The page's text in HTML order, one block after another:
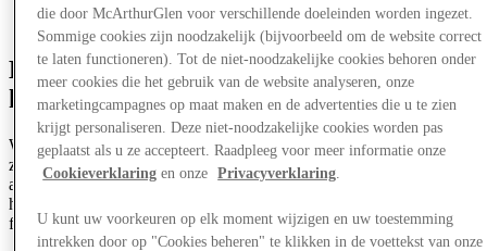
Kom voor de nieuwe trends, blijf voor de
hot deals.
Welkom bij de Holiday Shop – jouw paspoort voor trendy
zomerstijl, wat je ook gepland hebt. Of je nu hoopt op actieve
avonturen of echt luie, wij laten je de beste reisklare dames-,
herenkleding en accessoires zien, met tot 60% korting op al je
favoriete luxemerken.
die door McArthurGlen voor verschillende doeleinden worden ingezet.
Sommige cookies zijn noodzakelijk (bijvoorbeeld om de website correct
te laten functioneren). Tot de niet-noodzakelijke cookies behoren onder
meer cookies die het gebruik van de website analyseren, onze
marketingcampagnes op maat maken en de advertenties die u te zien
krijgt personaliseren. Deze niet-noodzakelijke cookies worden pas
geplaatst als u ze accepteert. Raadpleeg voor meer informatie onze
Cookieverklaring en onze Privacyverklaring
U kunt uw voorkeuren op elk moment wijzigen en uw toestemming
intrekken door op "Cookies beheren" te klikken in de voettekst van onze